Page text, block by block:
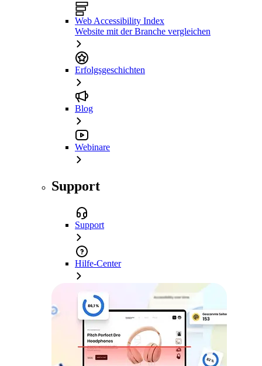
Web Accessibility Index
Website mit der Branche vergleichen
Erfolgsgeschichten
Blog
Webinare
Support
Support
Hilfe-Center